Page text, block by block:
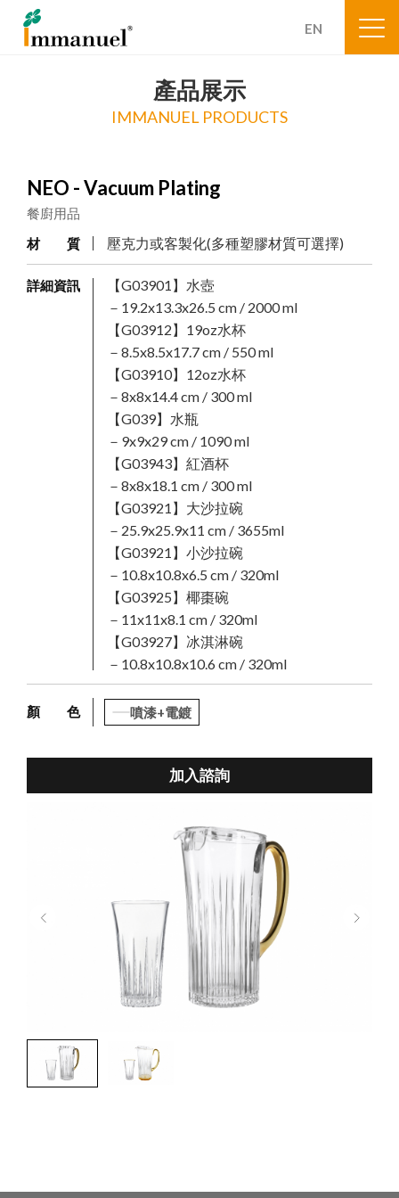
EN
產品展示
IMMANUEL PRODUCTS
NEO - Vacuum Plating
餐廚用品
材 質
壓克力或客製化(多種塑膠材質可選擇)
詳細資訊
【G03901】水壺
－19.2x13.3x26.5 cm / 2000 ml
【G03912】19oz水杯
－8.5x8.5x17.7 cm / 550 ml
【G03910】12oz水杯
－8x8x14.4 cm / 300 ml
【G039】水瓶
－9x9x29 cm / 1090 ml
【G03943】紅酒杯
－8x8x18.1 cm / 300 ml
【G03921】大沙拉碗
－25.9x25.9x11 cm / 3655ml
【G03921】小沙拉碗
－10.8x10.8x6.5 cm / 320ml
【G03925】椰棗碗
－11x11x8.1 cm / 320ml
【G03927】冰淇淋碗
－10.8x10.8x10.6 cm / 320ml
顏 色 噴漆+電鍍
加入諮詢